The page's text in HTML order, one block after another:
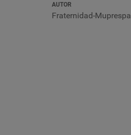
AUTOR
Fraternidad-Muprespa